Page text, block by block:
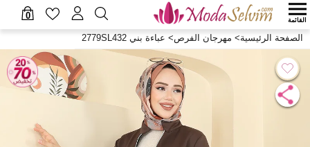
0 القائمة
الصفحة الرئيسية> مهرجان الفرص> عباءة بني 2779SL432